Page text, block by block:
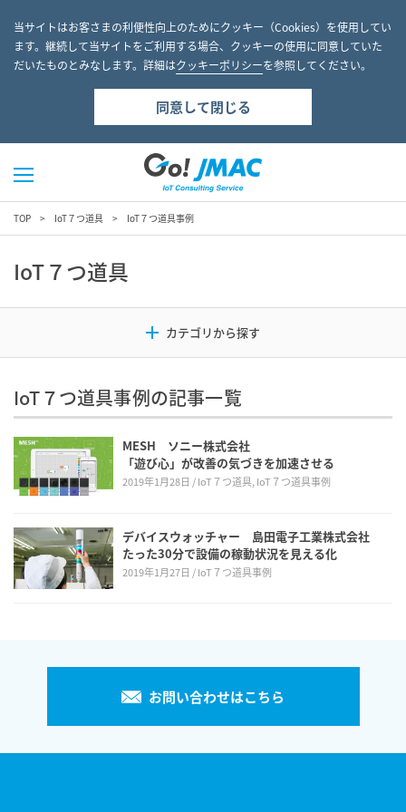
TOP IoT７つ道具 IoT７つ道具事例
IoT７つ道具
IoT７つ道具事例の記事一覧
MESH ソニー株式会社
「遊び心」が改善の気づきを加速させる
2019年1月28日 IoT７つ道具, IoT７つ道具事例
デバイスウォッチャー 島田電子工業株式会社
たった30分で設備の稼動状況を見える化
2019年1月27日 IoT７つ道具事例
お問い合わせはこちら
当サイトはお客さまの利便性向上のためにクッキー（Cookies）を使用してい
ます。継続して当サイトをご利用する場合、クッキーの使用に同意していた
だいたものとみなします。詳細はクッキーポリシーを参照してください。
同意して閉じる